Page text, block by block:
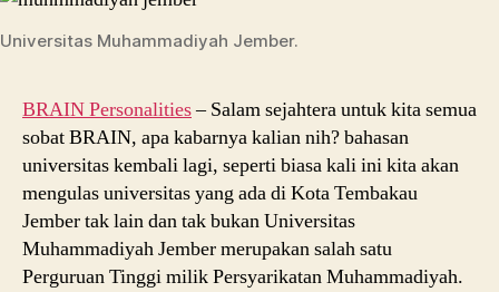
Universitas Muhammadiyah Jember.
BRAIN Personalities– Salam sejahtera untuk kita semua
sobat BRAIN, apa kabarnya kalian nih? bahasan
universitas kembali lagi, seperti biasa kali ini kita akan
mengulas universitas yang ada di Kota Tembakau
Jember tak lain dan tak bukan Universitas
Muhammadiyah Jember merupakan salah satu
Perguruan Tinggi milik Persyarikatan Muhammadiyah.